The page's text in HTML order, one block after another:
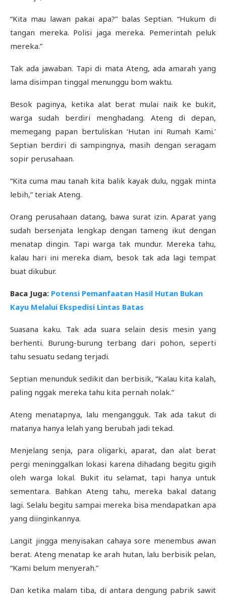
“Kita mau lawan pakai apa?” balas Septian. “Hukum di
tangan mereka. Polisi jaga mereka. Pemerintah peluk
mereka.”
Tak ada jawaban. Tapi di mata Ateng, ada amarah yang
lama disimpan tinggal menunggu bom waktu.
Besok paginya, ketika alat berat mulai naik ke bukit,
warga sudah berdiri menghadang. Ateng di depan,
memegang papan bertuliskan ‘Hutan ini Rumah Kami.’
Septian berdiri di sampingnya, masih dengan seragam
sopir perusahaan.
“Kita cuma mau tanah kita balik kayak dulu, nggak minta
lebih,” teriak Ateng.
Orang perusahaan datang, bawa surat izin. Aparat yang
sudah bersenjata lengkap dengan tameng ikut dengan
menatap dingin. Tapi warga tak mundur. Mereka tahu,
kalau hari ini mereka diam, besok tak ada lagi tempat
buat dikubur.
Baca Juga: Potensi Pemanfaatan Hasil Hutan Bukan
Kayu Melalui Ekspedisi Lintas Batas
Suasana kaku. Tak ada suara selain desis mesin yang
berhenti. Burung-burung terbang dari pohon, seperti
tahu sesuatu sedang terjadi.
Septian menunduk sedikit dan berbisik, “Kalau kita kalah,
paling nggak mereka tahu kita pernah nolak.”
Ateng menatapnya, lalu mengangguk. Tak ada takut di
matanya hanya lelah yang berubah jadi tekad.
Menjelang senja, para oligarki, aparat, dan alat berat
pergi meninggalkan lokasi karena dihadang begitu gigih
oleh warga lokal. Bukit itu selamat, tapi hanya untuk
sementara. Bahkan Ateng tahu, mereka bakal datang
lagi. Selalu begitu sampai mereka bisa mendapatkan apa
yang diinginkannya.
Langit jingga menyisakan cahaya sore menembus awan
berat. Ateng menatap ke arah hutan, lalu berbisik pelan,
“Kami belum menyerah.”
Dan ketika malam tiba, di antara dengung pabrik sawit